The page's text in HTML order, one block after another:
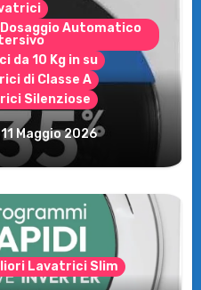
Automatico
da 10 Kg in su
di Classe A
Silenziose
Candy
e flessibilità a
tua!
11 Maggio 2026
Lavatrici Slim